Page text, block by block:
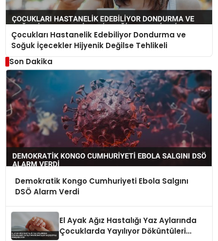
Çocukları Hastanelik Edebiliyor Dondurma ve
Soğuk İçecekler Hijyenik Değilse Tehlikeli
Son Dakika
Demokratik Kongo Cumhuriyeti Ebola Salgını
DSÖ Alarm Verdi
El Ayak Ağız Hastalığı Yaz Aylarında
Çocuklarda Yayılıyor Döküntüleri